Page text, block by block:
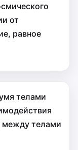
от
равное
телами
между телами